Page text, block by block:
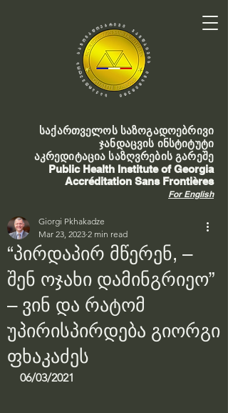
საქართველოს საზოგადოებრივი
ჯანდაცვის ინსტიტუტი
აკრედიტაცია საზღვრების გარეშე
Public Health Institute of Georgia
Accréditation Sans Frontières
For English
“პირდაპირ მწერენ, –
შენ ოჯახი დამინგრიეო”
– ვინ და რატომ
უპირისპირდება გიორგი
ფხაკაძეს
Giorgi Pkhakadze
Mar 23, 2023 2 min read
06/03/2021